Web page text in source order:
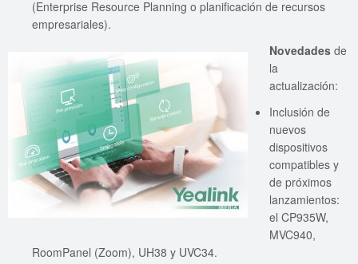
(Enterprise Resource Planning o planificación de recursos
empresariales).
Novedades de
la
actualización:
Inclusión de
nuevos
dispositivos
compatibles y
de próximos
lanzamientos:
el CP935W,
MVC940,
RoomPanel (Zoom), UH38 y UVC34.